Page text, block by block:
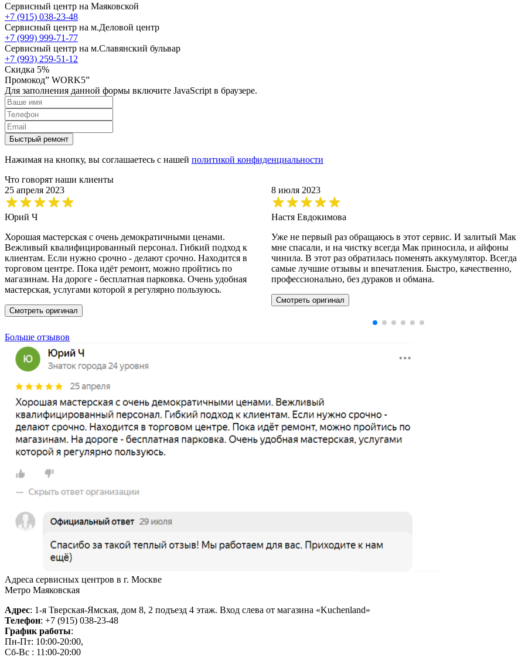
Сервисный центр на Маяковской
+7 (915) 038-23-48
Сервисный центр на м.Деловой центр
+7 (999) 999-71-77
Сервисный центр на м.Славянский бульвар
+7 (993) 259-51-12
Скидка 5%
Промокод” WORK5”
Для заполнения данной формы включите JavaScript в браузере.
Быстрый ремонт
Нажимая на кнопку, вы соглашаетесь с нашей политикой конфиденциальности
Что говорят наши клиенты
25 апреля 2023
Юрий Ч
Хорошая мастерская с очень демократичными ценами.
Вежливый квалифицированный персонал. Гибкий подход к
клиентам. Если нужно срочно - делают срочно. Находится в
торговом центре. Пока идёт ремонт, можно пройтись по
магазинам. На дороге - бесплатная парковка. Очень удобная
мастерская, услугами которой я регулярно пользуюсь.
Смотреть оригинал
8 июля 2023
Настя Евдокимова
Уже не первый раз обращаюсь в этот сервис. И залитый Мак
мне спасали, и на чистку всегда Мак приносила, и айфоны
чинила. В этот раз обратилась поменять аккумулятор. Всегда
самые лучшие отзывы и впечатления. Быстро, качественно,
профессионально, без дураков и обмана.
Смотреть оригинал
Больше отзывов
Адреса сервисных центров в г. Москве
Метро Маяковская
Адрес: 1-я Тверская-Ямская, дом 8, 2 подъезд 4 этаж. Вход слева от магазина «Kuchenland»
Телефон: +7 (915) 038-23-48
График работы:
Пн-Пт: 10:00-20:00,
Сб-Вс : 11:00-20:00